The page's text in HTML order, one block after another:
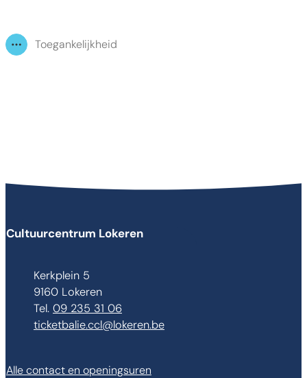
Toon alle broodkruimel items
Toegankelijkheid
Contact & openingsuren
Cultuurcentrum Lokeren
AdresKerkplein 5
,9160 Lokeren
09 235 31 06
E-mailticketbalie.ccl@lokeren.be
Alle contact en openingsuren